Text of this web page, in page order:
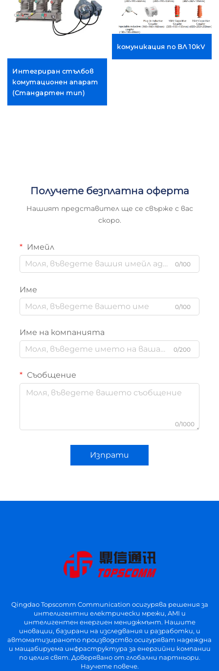
Интегриран стълбов
комутационен апарат
(Стандартен тип)
комуникация по ВЛ 10kV
Получете безплатна оферта
Нашият представител ще се свърже с вас
скоро.
Имейл
0/100
Име
0/100
Име на компанията
0/200
Съобщение
0/1000
Изпрати
Qingdao Topscomm Communication осигурява решения за
интелигентни електрически мрежи, AMI и
интелигентен енергиен мениджмънт. Нашите
иновации, базирани на изследвания и разработки, и
автоматизираното производство осигуряват надеждна
и мащабируема инфраструктура за енергийни компании
по целия свят. Доверявано от глобални партньори.
Научете повече.